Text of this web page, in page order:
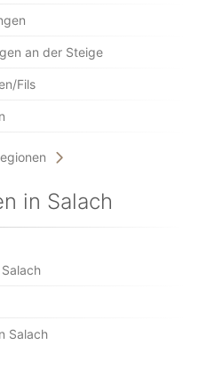
an der Steige
Fils
in Salach
Salach